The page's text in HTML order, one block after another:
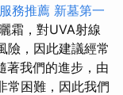
務推薦 新墓第一
霜，對UVA射線
險，因此建議經常
著我們的進步，由
常困難，因此我們